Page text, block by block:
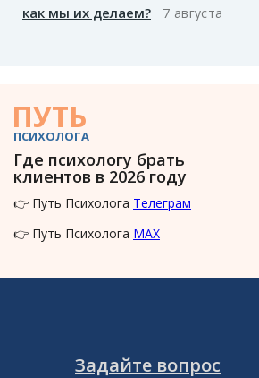
как мы их делаем?
7 августа
ПУТЬ
ПСИХОЛОГА
Где психологу брать
клиентов в 2026 году
👉 Путь Психолога Телеграм
👉 Путь Психолога MAX
Задайте вопрос